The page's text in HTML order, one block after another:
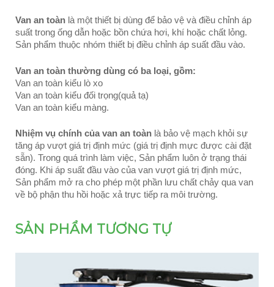
Van an toàn là một thiết bị dùng để bảo vệ và điều chỉnh áp
suất trong ống dẫn hoặc bồn chứa hơi, khí hoặc chất lỏng.
Sản phẩm thuộc nhóm thiết bị điều chỉnh áp suất đầu vào.
Van an toàn thường dùng có ba loại, gồm:
Van an toàn kiểu lò xo
Van an toàn kiểu đối trọng(quả tạ)
Van an toàn kiểu màng.
Nhiệm vụ chính của van an toàn là bảo vệ mạch khỏi sự
tăng áp vượt giá trị định mức (giá trị định mực được cài đặt
sẵn). Trong quá trình làm việc, Sản phẩm luôn ở trạng thái
đóng. Khi áp suất đầu vào của van vượt giá trị định mức,
Sản phẩm mở ra cho phép một phần lưu chất chảy qua van
về bộ phận thu hồi hoặc xả trực tiếp ra môi trường.
SẢN PHẨM TƯƠNG TỰ